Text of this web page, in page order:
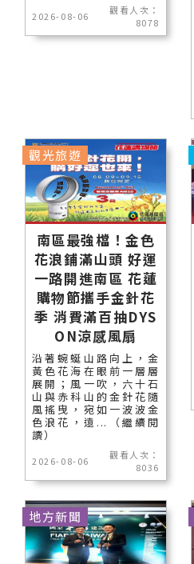
2026-08-06
觀看人次：
8078
南區最強檔！金色
花浪鋪滿山頭 好運
一路開進南區 花蓮
購物節攜手金針花
季 消費滿百抽DYS
ON涼感風扇
沿著蜿蜒山路向上，金
黃色花海在眼前一層層
展開；風一吹，六十石
山與赤科山的金針花隨
風搖曳，宛如一波波金
色浪花，遠...（繼續閱
讀）
2026-08-06
觀看人次：
8036
觀光旅遊
地方新聞